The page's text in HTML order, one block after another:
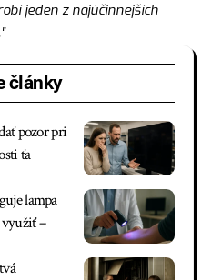
jeden z najúčinnejších
články
pozor pri
ťa
lampa
–